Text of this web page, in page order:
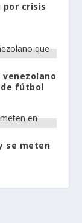
por crisis
de fútbol
se meten